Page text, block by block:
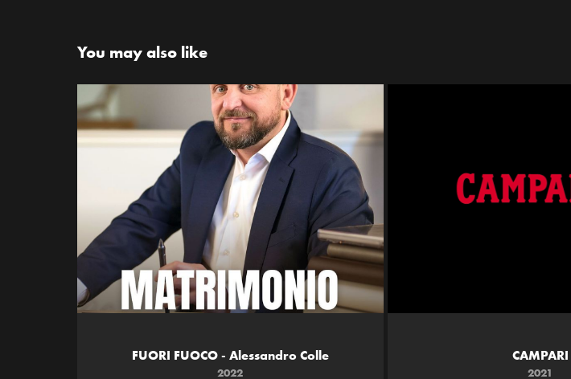
You may also like
FUORI FUOCO - Alessandro Colle
2022
CAMPARI
2021